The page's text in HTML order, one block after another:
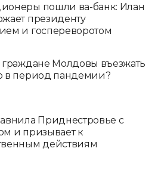
пошли ва-банк: Илан
президенту
и госпереворотом
граждане Молдовы въезжать
в период пандемии?
Приднестровье с
и призывает к
действиям